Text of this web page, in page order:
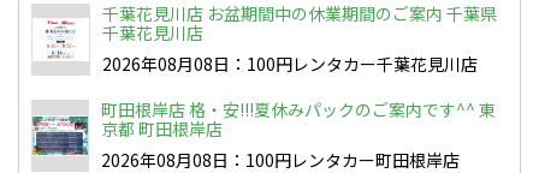
千葉花見川店 お盆期間中の休業期間のご案内 千葉県
千葉花見川店
2026年08月08日：100円レンタカー千葉花見川店
町田根岸店 格・安!!!夏休みパックのご案内です^^ 東
京都 町田根岸店
2026年08月08日：100円レンタカー町田根岸店